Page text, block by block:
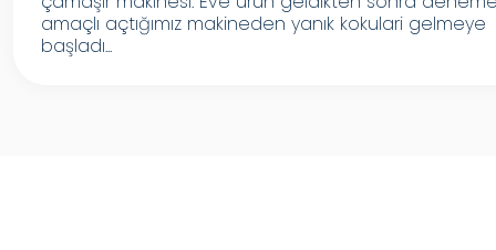
amaçlı açtığımız makineden yanık kokulari gelmeye
başladı...